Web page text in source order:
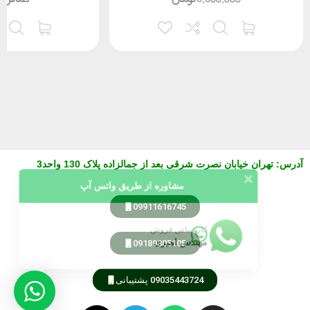
آدرس: تهران خیابان نصرت شرقی بعد از جمالزاده پلاک 130 واحد3
09911616745
09189805105
09035443724 پشتیبانی
مشاوره از طریق واتس آپ
کارشناس فروش
مهندس امیری